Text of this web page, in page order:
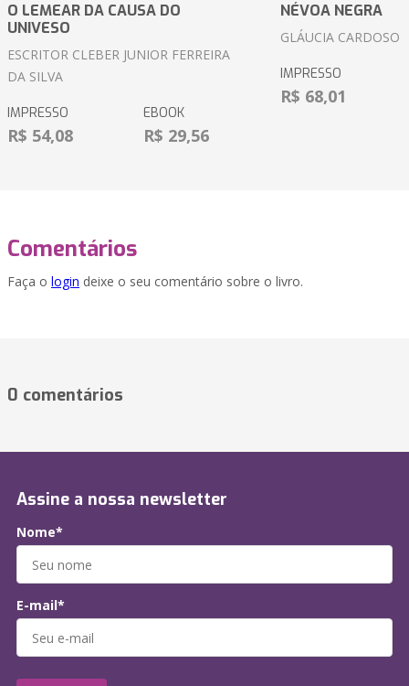
O LEMEAR DA CAUSA DO
UNIVESO
ESCRITOR CLEBER JUNIOR FERREIRA
DA SILVA
IMPRESSO
R$ 54,08
EBOOK
R$ 29,56
NÉVOA NEGRA
GLÁUCIA CARDOSO
IMPRESSO
R$ 68,01
Comentários
Faça o login deixe o seu comentário sobre o livro.
0 comentários
Assine a nossa newsletter
Nome*
E-mail*